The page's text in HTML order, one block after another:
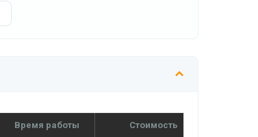
Время работы Стоимость